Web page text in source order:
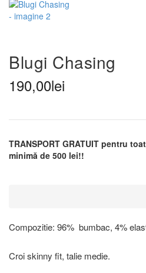
Blugi Chasing
190,00lei
TRANSPORT GRATUIT pentru
minimă de 500 lei!!
Compozitie: 96% bumbac, 4%
Croi skinny fit, talie medie.